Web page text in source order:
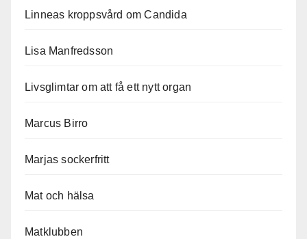
Linneas kroppsvård om Candida
Lisa Manfredsson
Livsglimtar om att få ett nytt organ
Marcus Birro
Marjas sockerfritt
Mat och hälsa
Matklubben